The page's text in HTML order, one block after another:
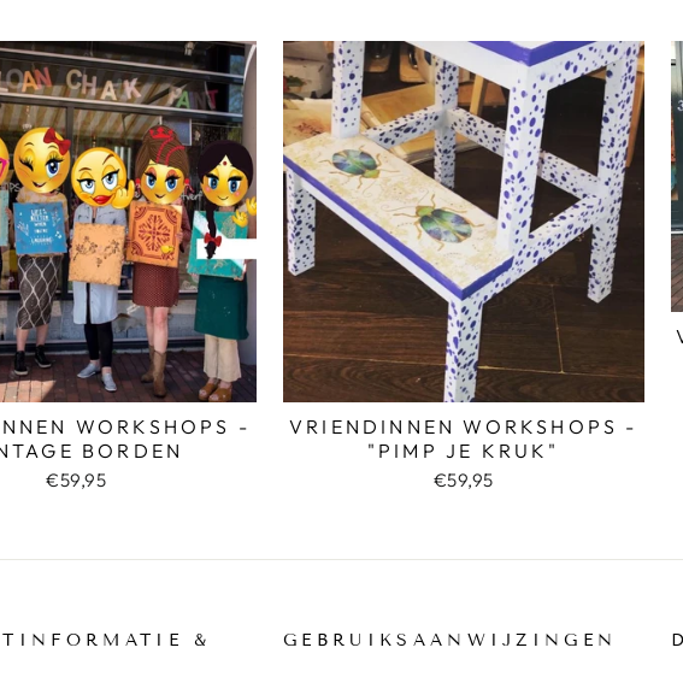
WORKSHOPS -
BORDEN
€59,95
VRIENDINNEN WORKSHOPS -
"PIMP JE KRUK"
€59,95
& GEBRUIKSAANWIJZINGEN